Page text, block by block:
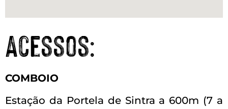
Acessos:
COMBOIO
Estação da Portela de Sintra a 600m (7 a